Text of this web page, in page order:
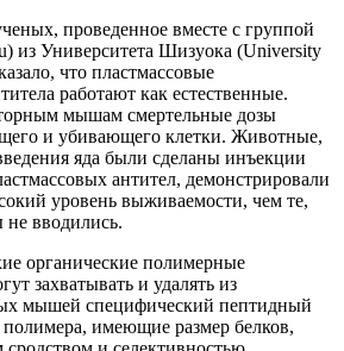
проведенное вместе с группой
из Университета Шизуока (University
что пластмассовые
работают как естественные.
мышам смертельные дозы
и убивающего клетки. Животные,
яда были сделаны инъекции
антител, демонстрировали
уровень выживаемости, чем те,
вводились.
органические полимерные
захватывать и удалять из
мышей специфический пептидный
имеющие размер белков,